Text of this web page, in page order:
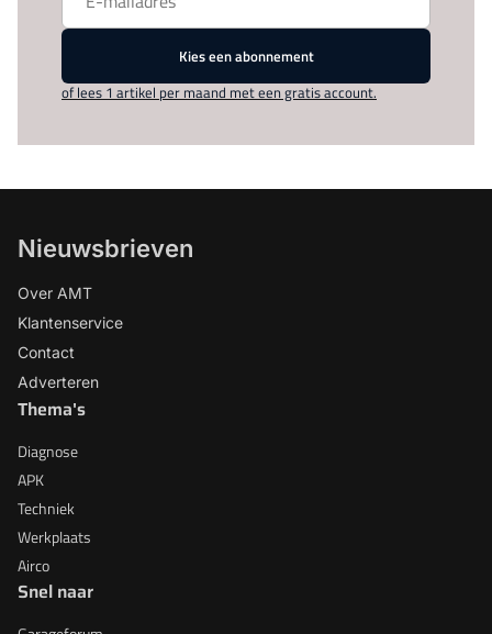
Kies een abonnement
of lees 1 artikel per maand met een gratis account.
Nieuwsbrieven
Over AMT
Klantenservice
Contact
Adverteren
Thema's
Diagnose
APK
Techniek
Werkplaats
Airco
Snel naar